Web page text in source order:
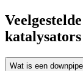
Wat is een